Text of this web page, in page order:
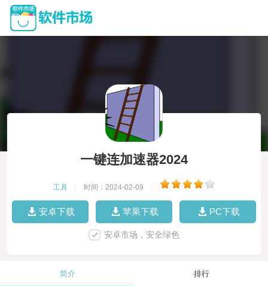
一键连加速器2024
工具 时间：2024-02-09
安卓下载 苹果下载 PC下载
安卓市场，安全绿色
简介 排行